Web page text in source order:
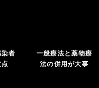
者
一般療法と薬物療
法の併用が大事